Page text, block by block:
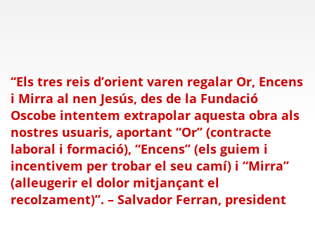
“Els tres reis d’orient varen regalar Or, Encens
i Mirra al nen Jesús, des de la Fundació
Oscobe intentem extrapolar aquesta obra als
nostres usuaris, aportant “Or” (contracte
laboral i formació), “Encens” (els guiem i
incentivem per trobar el seu camí) i “Mirra”
(alleugerir el dolor mitjançant el
recolzament)”. – Salvador Ferran, president